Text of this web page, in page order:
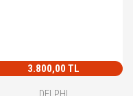
3.800,00 TL